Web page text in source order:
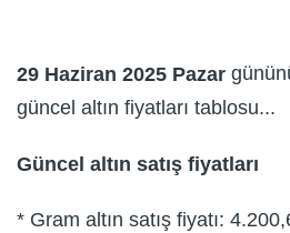
29 Haziran 2025 Pazar
güncel altın fiyatları tablosu...
Güncel altın satış fiyatları
* Gram altın satış fiyatı: